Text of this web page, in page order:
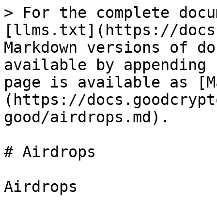
> For the complete
[llms.txt](https://
Markdown versions of
available by
page is available as
(https://
good/airdrops.md).
# Airdrops
Airdrops